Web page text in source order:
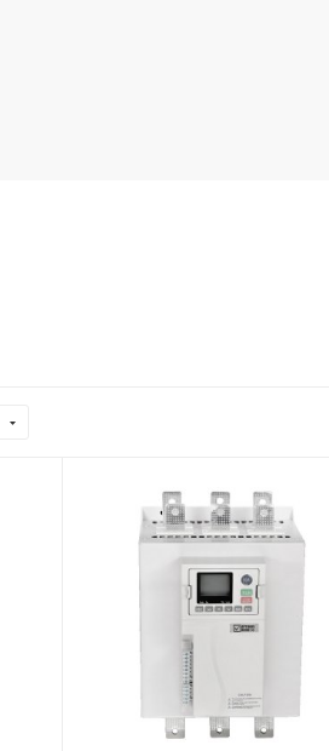
Мощность, кВт
Номинальный ток, A
Степень защиты
Релейные выходы, шт
Дискретные входы, шт